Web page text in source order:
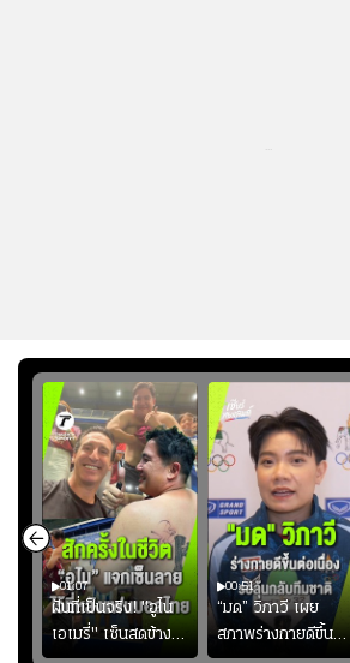
01:07
ฝันที่เป็นจริง! "อูไน
เอเมรี่" เซ็นสดข้าง
00:51
“มด” วิภาวี เผย
สภาพร่างกายดีขึ้น